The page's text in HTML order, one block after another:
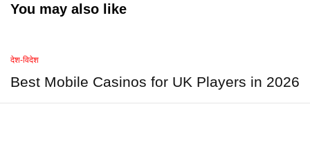
You may also like
देश-विदेश
Best Mobile Casinos for UK Players in 2026